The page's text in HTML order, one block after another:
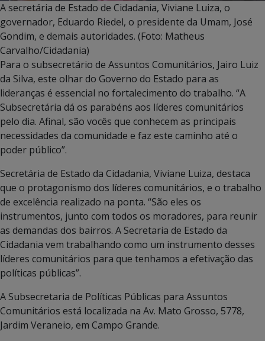
A secretária de Estado de Cidadania, Viviane Luiza, o
governador, Eduardo Riedel, o presidente da Umam, José
Gondim, e demais autoridades. (Foto: Matheus
Carvalho/Cidadania)
Para o subsecretário de Assuntos Comunitários, Jairo Luiz
da Silva, este olhar do Governo do Estado para as
lideranças é essencial no fortalecimento do trabalho. “A
Subsecretária dá os parabéns aos líderes comunitários
pelo dia. Afinal, são vocês que conhecem as principais
necessidades da comunidade e faz este caminho até o
poder público”.
Secretária de Estado da Cidadania, Viviane Luiza, destaca
que o protagonismo dos líderes comunitários, e o trabalho
de excelência realizado na ponta. “São eles os
instrumentos, junto com todos os moradores, para reunir
as demandas dos bairros. A Secretaria de Estado da
Cidadania vem trabalhando como um instrumento desses
líderes comunitários para que tenhamos a efetivação das
políticas públicas”.
A Subsecretaria de Políticas Públicas para Assuntos
Comunitários está localizada na Av. Mato Grosso, 5778,
Jardim Veraneio, em Campo Grande.